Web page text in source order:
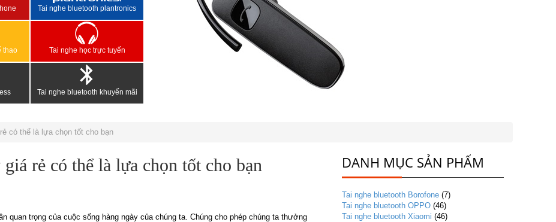
Tai nghe bluetooth plantronics
thao Tai nghe học trực tuyến
Tai nghe bluetooth khuyến mãi
có thể là lựa chọn tốt cho bạn
rẻ có thể là lựa chọn tốt cho bạn
quan trọng của cuộc sống hàng ngày của chúng ta. Chúng cho phép chúng ta thưởng
DANH MỤC SẢN PHẨM
Tai nghe bluetooth Borofone (7)
Tai nghe bluetooth OPPO (46)
Tai nghe bluetooth Xiaomi (46)